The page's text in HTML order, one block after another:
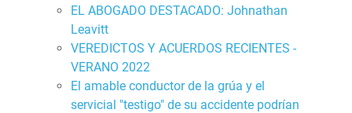
EL ABOGADO DESTACADO: Johnathan
Leavitt
VEREDICTOS Y ACUERDOS RECIENTES -
VERANO 2022
El amable conductor de la grúa y el
servicial "testigo" de su accidente podrían